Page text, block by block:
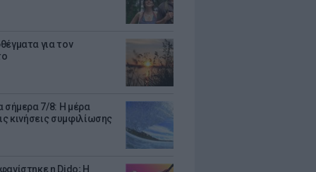
για τον
σήμερα 7/8: Η μέρα
κινήσεις συμφιλίωσης
η Dido; Η